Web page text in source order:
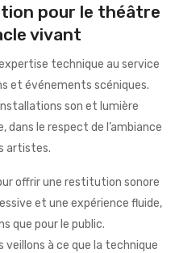
pour le théâtre
vivant
technique au service
et événements scéniques.
son et lumière
dans le respect de l’ambiance
artistes.
offrir une restitution sonore
et une expérience fluide,
que pour le public.
veillons à ce que la technique